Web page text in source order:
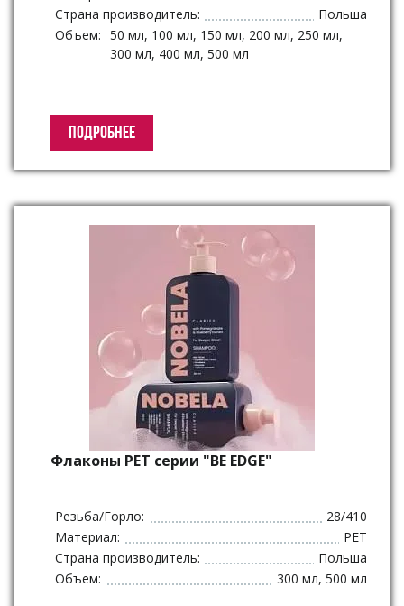
Страна производитель:
Польша
Объем: 50 мл, 100 мл, 150 мл, 200 мл, 250 мл,
300 мл, 400 мл, 500 мл
ПОДРОБНЕЕ
Флаконы PET серии "BE EDGE"
Резьба/Горло:
28/410
Материал:
PET
Страна производитель:
Польша
Объем:
300 мл, 500 мл